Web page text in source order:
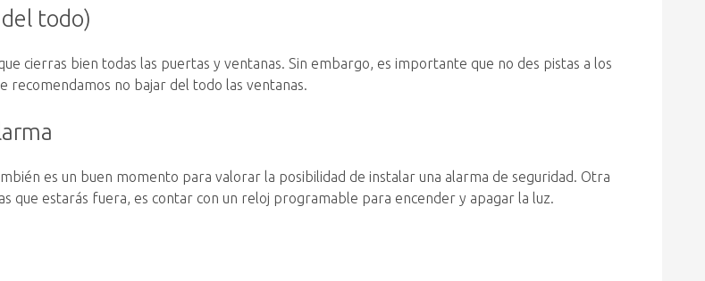
todo)
cierras bien todas las puertas y ventanas. Sin embargo, es importante que no des pistas a los
recomendamos no bajar del todo las ventanas.
es un buen momento para valorar la posibilidad de instalar una alarma de seguridad. Otra
que estarás fuera, es contar con un reloj programable para encender y apagar la luz.